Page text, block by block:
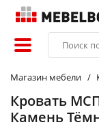
Магазин мебели
Кровать
Камень